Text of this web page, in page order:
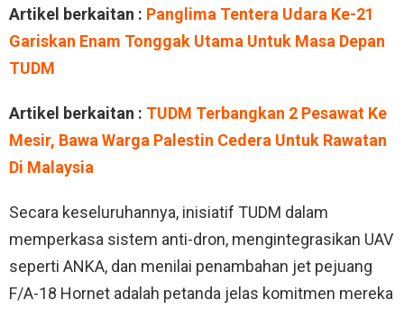
Artikel berkaitan : Panglima Tentera Udara Ke-21
Gariskan Enam Tonggak Utama Untuk Masa Depan
TUDM
Artikel berkaitan : TUDM Terbangkan 2 Pesawat Ke
Mesir, Bawa Warga Palestin Cedera Untuk Rawatan
Di Malaysia
Secara keseluruhannya, inisiatif TUDM dalam
memperkasa sistem anti-dron, mengintegrasikan UAV
seperti ANKA, dan menilai penambahan jet pejuang
F/A-18 Hornet adalah petanda jelas komitmen mereka